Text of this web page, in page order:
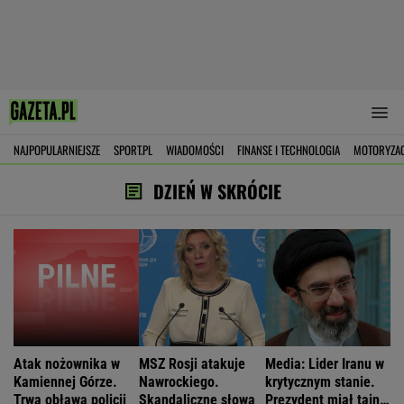
NAJPOPULARNIEJSZE SPORT.PL WIADOMOŚCI FINANSE I TECHNOLOGIA
DZIEŃ W SKRÓCIE
Atak nożownika w
Kamiennej Górze.
Trwa obława policji
MSZ Rosji atakuje
Nawrockiego.
Skandaliczne słowa
Media: Lider Iranu w
krytycznym stanie.
Prezydent miał tajne